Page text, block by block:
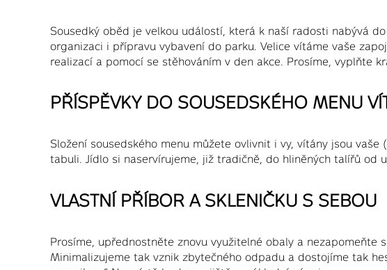
Sousedký oběd je velkou událostí, která k naší radosti nabývá
organizaci i přípravu vybavení do parku. Velice vítáme vaše
realizací a pomocí se stěhováním v den akce. Prosíme, vyplňte
PŘÍSPĚVKY DO SOUSEDSKÉHO MENU
Složení sousedského menu můžete ovlivnit i vy, vítány jsou vaše
tabuli. Jídlo si naservírujeme, již tradičně, do hliněných talířů od
VLASTNÍ PŘÍBOR A SKLENIČKU S SEBOU
Prosíme, upřednostněte znovu využitelné obaly a nezapomeňte
Minimalizujeme tak vznik zbytečného odpadu a dostojíme tak